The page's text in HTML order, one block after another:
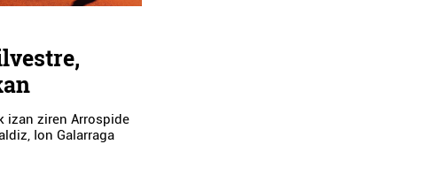
izan ziren Arrospide
Ion Galarraga